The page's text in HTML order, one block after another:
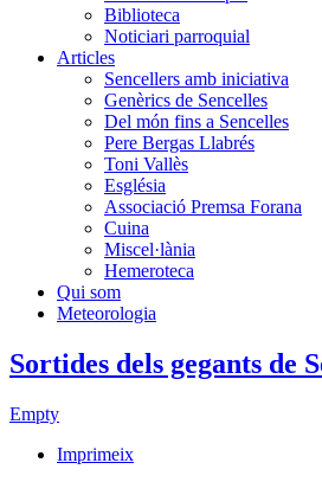
Biblioteca
Noticiari parroquial
Articles
Sencellers amb iniciativa
Genèrics de Sencelles
Del món fins a Sencelles
Pere Bergas Llabrés
Toni Vallès
Església
Associació Premsa Forana
Cuina
Miscel·lània
Hemeroteca
Qui som
Meteorologia
Sortides dels gegants de
Empty
Imprimeix